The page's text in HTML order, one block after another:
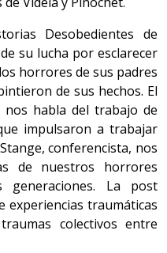
Desobedientes de
su lucha por esclarecer
horrores de sus padres
de sus hechos. El
nos habla del trabajo de
impulsaron a trabajar
conferencista, nos
de nuestros horrores
La post
experiencias traumáticas
colectivos entre